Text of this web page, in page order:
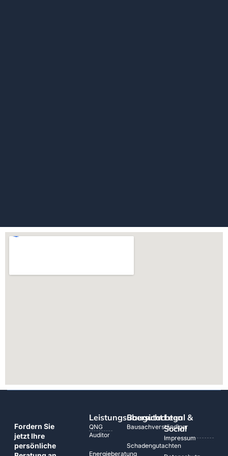
Fordern Sie
jetzt Ihre
persönliche
Leistungsübersicht
QNG
Auditor
Energieberatung
Baugutachten
Bausachverständiger
Schadengutachten
Legal &
Social
Impressum